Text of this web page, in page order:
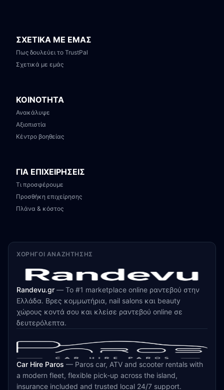
ΣΧΕΤΙΚΑ ΜΕ ΕΜΑΣ
Πως δουλεύει το TrustPal
Σχετικά με εμάς
ΚΟΙΝΟΤΗΤΑ
Ανακάλυψε
Αξιοπιστία
Κέντρο βοηθείας
ΓΙΑ ΕΠΙΧΕΙΡΗΣΕΙΣ
Τι προσφέρουμε
Προσθήκη επιχείρησης
Πλάνα & κόστος
ΧΟΡΗΓΟΊ ΑΝΑΖΉΤΗΣΗΣ
Randevu.gr — Το #1 marketplace online ραντεβού στην
Ελλάδα. Βρες κομμωτήρια, nail salons και beauty
χώρους κοντά σου και κλείσε ραντεβού online σε
δευτερόλεπτα.
Car Hire Paros — Paros car, ATV and scooter rentals with
a modern fleet, flexible pick-up across the island,
insurance included and trusted local 24/7 support.